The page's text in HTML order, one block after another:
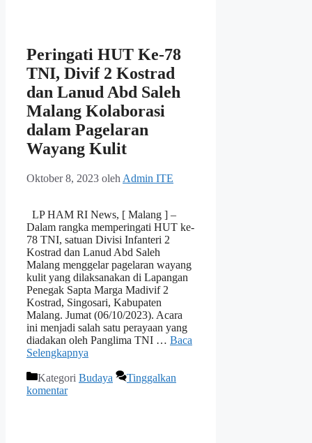
Peringati HUT Ke-78
TNI, Divif 2 Kostrad
dan Lanud Abd Saleh
Malang Kolaborasi
dalam Pagelaran
Wayang Kulit
Oktober 8, 2023 oleh Admin ITE
LP HAM RI News, [ Malang ] –
Dalam rangka memperingati HUT ke-
78 TNI, satuan Divisi Infanteri 2
Kostrad dan Lanud Abd Saleh
Malang menggelar pagelaran wayang
kulit yang dilaksanakan di Lapangan
Penegak Sapta Marga Madivif 2
Kostrad, Singosari, Kabupaten
Malang. Jumat (06/10/2023). Acara
ini menjadi salah satu perayaan yang
diadakan oleh Panglima TNI … Baca
Selengkapnya
Kategori Budaya
Tinggalkan
komentar